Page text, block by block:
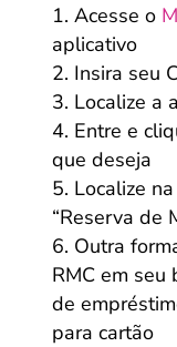
Acesse o
aplicativo
Insira seu
Localize a
Entre e
que deseja
Localize
“Reserva de
Outra
RMC em seu
de
para cartão